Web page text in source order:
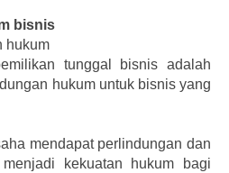
bisnis
hukum
tunggal bisnis adalah
hukum untuk bisnis yang
mendapat perlindungan dan
kekuatan hukum bagi